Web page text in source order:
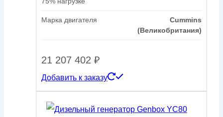
Марка двигателя
Cummins
(Великобритания)
21 207 402 ₽
Добавить к заказу